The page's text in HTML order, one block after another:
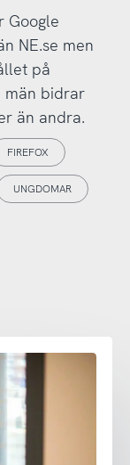
Google
NE.se men
på
män bidrar
än andra.
FIREFOX
UNGDOMAR